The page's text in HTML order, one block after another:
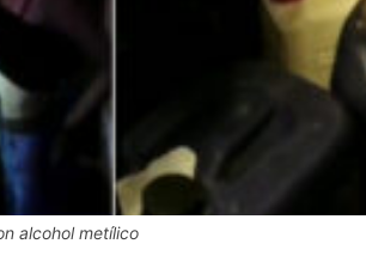
alcohol metílico